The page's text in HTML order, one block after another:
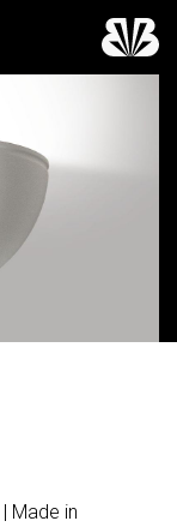
| Made in